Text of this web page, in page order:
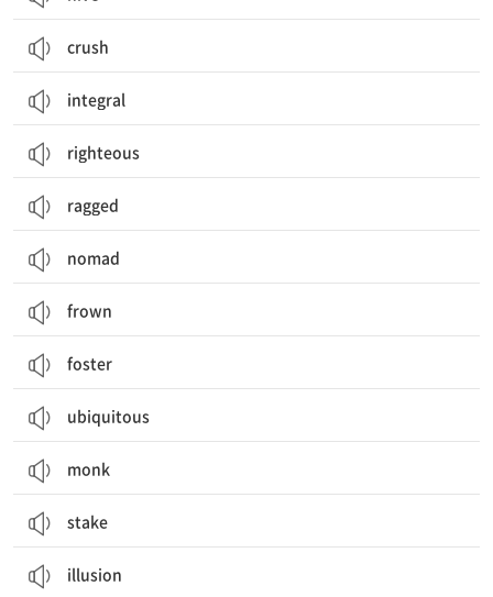
crush
integral
righteous
ragged
nomad
frown
foster
ubiquitous
monk
stake
illusion